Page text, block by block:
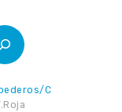
C